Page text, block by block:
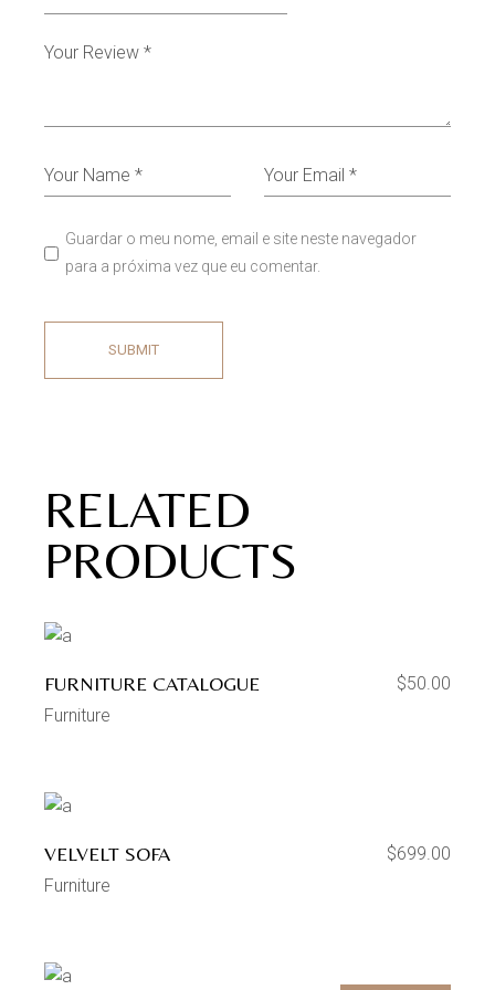
Guardar o meu nome, email e site neste navegador
para a próxima vez que eu comentar.
SUBMIT
RELATED
PRODUCTS
FURNITURE CATALOGUE $50.00
Furniture
VELVELT SOFA $699.00
Furniture